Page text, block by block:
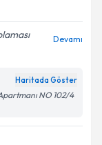
Devamı
Haritada Göster
NO 102/4